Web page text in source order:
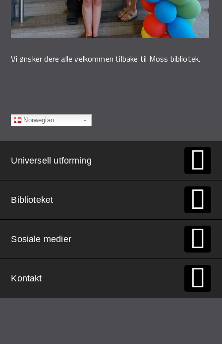
Vi ønsker dere alle velkommen tilbake til Moss bibliotek.
Norwegian
Universell utforming
Biblioteket
Sosiale medier
Kontakt